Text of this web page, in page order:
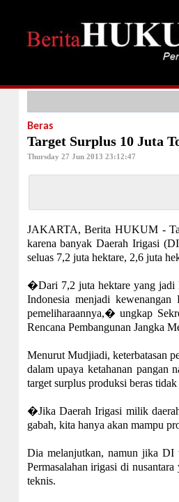
Beras
Target Surplus 10 Juta
Thursday 27 Jun 2013 23:12:47
JAKARTA, Berita HUKUM -
karena banyak Daerah Irigasi
seluas 7,2 juta hektare, 2,6 juta
�Dari 7,2 juta hektare yang jadi
Indonesia menjadi
pemeliharaannya,� ungkap
Rencana Pembangunan Jangka
Menurut Mudjiadi, keterbatasan
dalam upaya ketahanan pangan
target surplus produksi beras
�Jika Daerah Irigasi milik
gabah, kita hanya akan mampu
Dia melanjutkan, namun jika DI
Permasalahan irigasi di
teknis.